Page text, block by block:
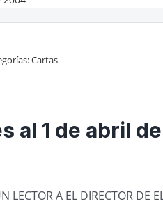
Cartas
al 1 de abril
LECTOR A EL DIRECTOR DE